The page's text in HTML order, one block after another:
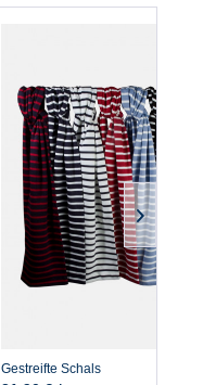
Gestreifte Schals